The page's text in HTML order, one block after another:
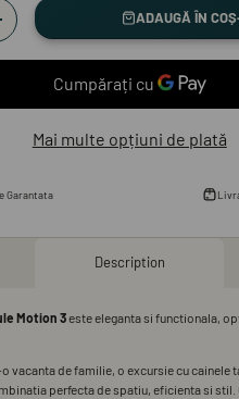
ADAUGĂ ÎN COȘ
Mai multe opțiuni de plată